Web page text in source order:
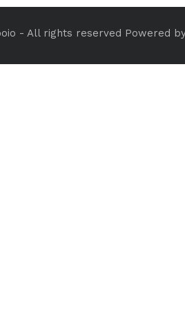
- All rights reserved Powered